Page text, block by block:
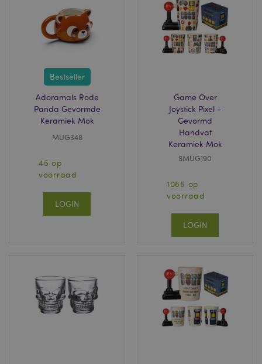
Bestseller
Adoramals Rode
Panda Gevormde
Keramiek Mok
MUG348
45 op
voorraad
LOGIN
Game Over
Joystick Pixel -
Gevormd
Handvat
Keramiek Mok
SMUG190
1066 op
voorraad
LOGIN